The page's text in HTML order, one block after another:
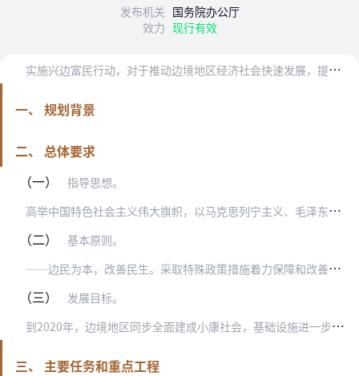
发布机关 国务院办公厅
效力 现行有效
实
施兴边富民行动，对于推动边境地区经济社会快速发展，提高各族群众生活水平，加强民族团结，巩固祖国边防，维护国家统一，增进中外睦邻友好具有特殊重要意义。“十三五”…
一、 规划背景
二、 总体要求
（一）
指导思想。
高
举中国特色社会主义伟大旗帜，以马克思列宁主义、毛泽东思想、邓小平理论、“三个代表”重要思想、科学发展观为指导，全面贯彻党的十八大和十八届三中、四中、五中、六中…
（二）
基本原则。
—
—边民为本，改善民生。采取特殊政策措施着力保障和改善民生，解决好边民最关心、最直接、最现实的生活问题，兜住民生底线，帮助贫困边民实现脱贫，推进基本公共服务均等…
（三）
发展目标。
到
2020年，边境地区同步全面建成小康社会，基础设施进一步完善，服务发展和保障边防能力全面提升；民生保障水平进一步提高，边民安居守边条件全面改善；特色优势产业较…
三、 主要任务和重点工程